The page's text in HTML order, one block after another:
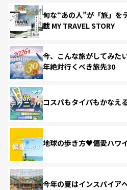
旬な“あの人”が「旅」を
載 MY TRAVEL STORY
今、こんな旅がしてみた
年絶対行くべき旅先30
コスパもタイパもかなえ
地球の歩き方♥偏愛ハワ
今年の夏はインスパイア